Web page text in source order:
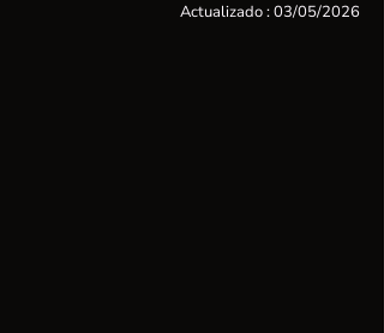
Actualizado : 03/05/2026